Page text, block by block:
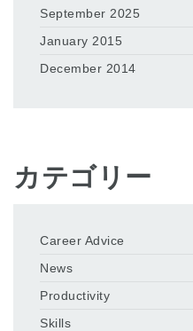
September 2025
January 2015
December 2014
カテゴリー
Career Advice
News
Productivity
Skills